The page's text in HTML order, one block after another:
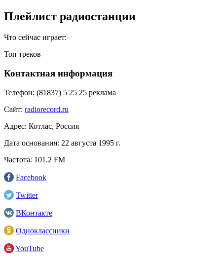
Плейлист радиостанции
Что сейчас играет:
Топ треков
Контактная информация
Телефон: (81837) 5 25 25 реклама
Сайт: radiorecord.ru
Адрес: Котлас, Россия
Дата основания: 22 августа 1995 г.
Частота: 101.2 FM
Facebook
Twitter
ВКонтакте
Одноклассники
YouTube